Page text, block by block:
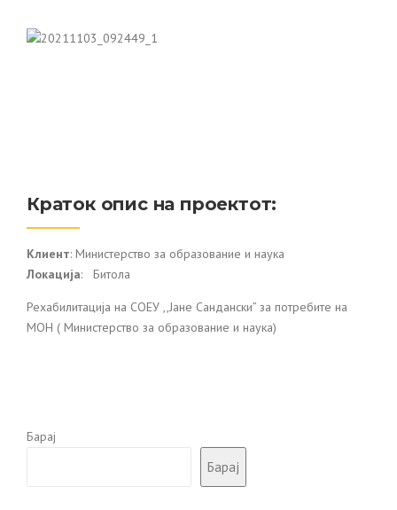
Краток опис на проектот:
Клиент: Министерство за образование и наука
Локација: Битола
Рехабилитација на СОЕУ ,,Јане Сандански” за потребите на
МОН ( Министерство за образование и наука)
Барај
Барај